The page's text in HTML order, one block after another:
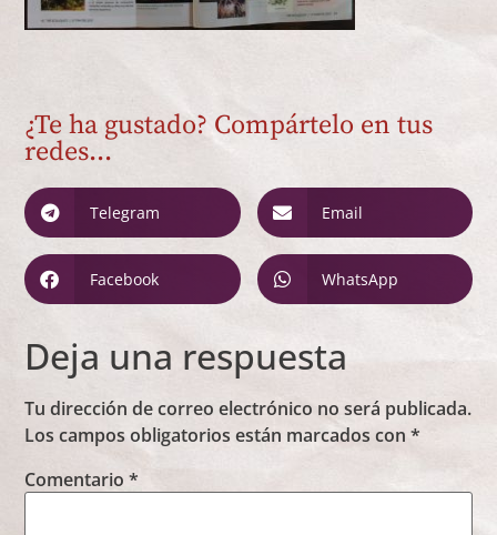
¿Te ha gustado? Compártelo en tus
redes...
Telegram Email
Facebook WhatsApp
Deja una respuesta
Tu dirección de correo electrónico no será publicada.
Los campos obligatorios están marcados con*
Comentario*